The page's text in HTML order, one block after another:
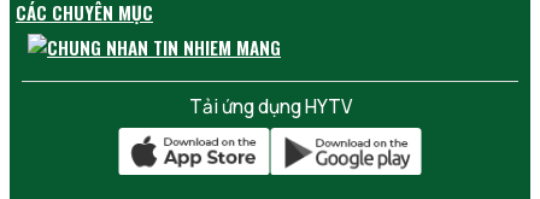
CÁC CHUYÊN MỤC
Tải ứng dụng HYTV